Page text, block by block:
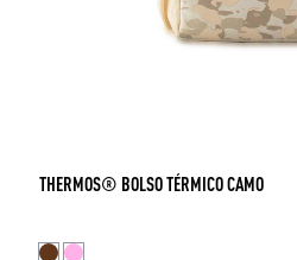
THERMOS® BOLSO TÉRMICO CAMO